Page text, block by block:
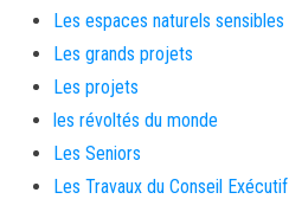
Les espaces naturels sensibles
Les grands projets
Les projets
les révoltés du monde
Les Seniors
Les Travaux du Conseil Exécutif